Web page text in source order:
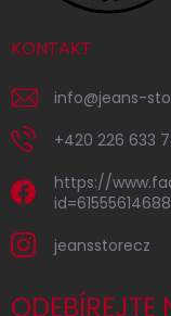
KONTAKT
info@jeans-
+420 226 633
https://
jeansstorecz
ODEBÍREJTE